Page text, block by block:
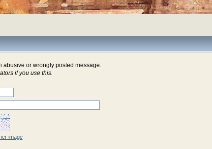
abusive or wrongly posted message.
if you use this.
image